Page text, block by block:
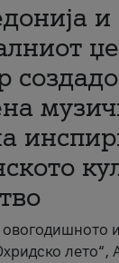
и
лето“,